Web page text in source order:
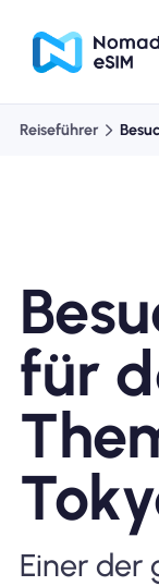
Über eSIM
Warum
Reiseführer
für
Einer der